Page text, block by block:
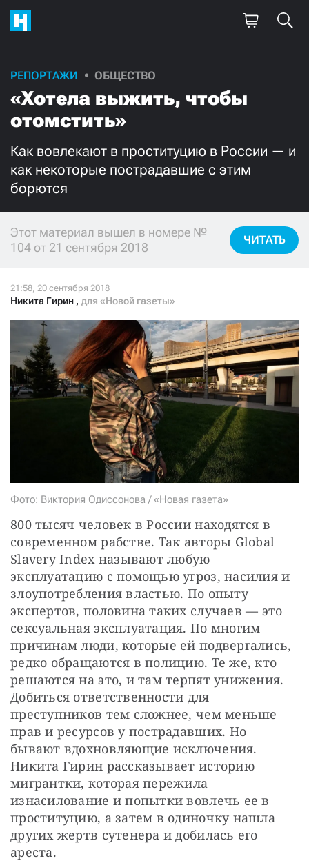
РЕПОРТАЖИ ОБЩЕСТВО
«Хотела выжить, чтобы
отомстить»
Как вовлекают в проституцию в России — и
как некоторые пострадавшие с этим
борются
Этот материал вышел в номере №
104 от 21 сентября 2018
ЧИТАТЬ
Никита Гирин , для «Новой газеты»
Фото: Виктория Одиссонова / «Новая газета»
800 тысяч человек в России находятся в
современном рабстве. Так авторы Global
Slavery Index называют любую
эксплуатацию с помощью угроз, насилия и
злоупотребления властью. По опыту
экспертов, половина таких случаев — это
сексуальная эксплуатация. По многим
причинам люди, которые ей подвергались,
редко обращаются в полицию. Те же, кто
решаются на это, и там терпят унижения.
Добиться ответственности для
преступников тем сложнее, чем меньше
прав и ресурсов у пострадавших. Но
бывают вдохновляющие исключения.
Никита Гирин рассказывает историю
мигрантки, которая пережила
изнасилование и попытки вовлечь ее в
проституцию, а затем в одиночку нашла
других жертв сутенера и добилась его
ареста.
Поддержите
нашу работу!
Ежемесячно
3000 1000
500 300
Нажимая кнопку «Стать соучастником»,
я принимаю условия и подтверждаю свое гражданство РФ
ПОДЕЛИТЬСЯ С ДРУЗЬЯМИ
Если у вас есть вопросы, пишите donate@novayagazeta.ruили
звоните:
+7 (929) 612-03-68